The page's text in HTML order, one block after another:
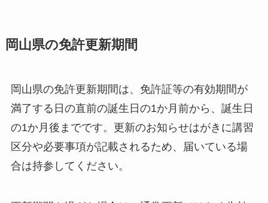
岡山県の免許更新期間
岡山県の免許更新期間は、免許証等の有効期間が
満了する日の直前の誕生日の1か月前から、誕生日
の1か月後までです。更新のお知らせはがきに講習
区分や必要事項が記載されるため、届いている場
合は持参してください。